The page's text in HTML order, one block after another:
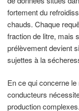
fortement du
chauds. Chaque
fraction de litre, mais
prélèvement devient
sujettes à la
En ce qui concerne
conducteurs
production